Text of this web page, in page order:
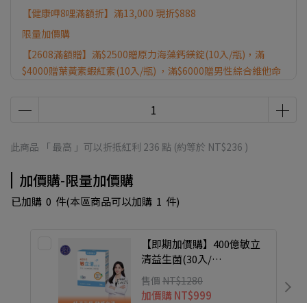
【健康呷8哩滿額折】滿13,000 現折$888
限量加價購
【2608滿額贈】滿$2500贈原力海藻鈣鎂錠(10入/瓶)，滿
$4000贈葉黃素蝦紅素(10入/瓶) ，滿$6000贈男性綜合維他命
膠囊(30粒/瓶)、滿 $12000贈UC-ll+玻尿酸鈉(30粒/盒)
此商品 「 最高 」可以折抵紅利 236 點 (約等於 NT$236 )
加價購-限量加價購
已加購 0 件(本區商品可以加購 1 件)
【即期加價購】400億敏立
清益生菌(30入/
盒)●20270216
售價 NT$1280
加價購 NT$999